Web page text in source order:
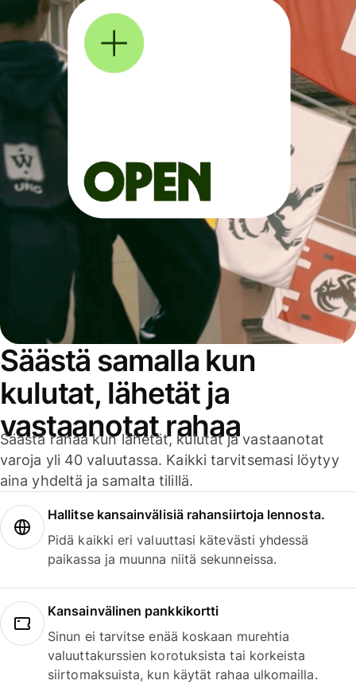
Säästä samalla kun
kulutat, lähetät ja
vastaanotat rahaa
Säästä rahaa kun lähetät, kulutat ja vastaanotat
varoja yli 40 valuutassa. Kaikki tarvitsemasi löytyy
aina yhdeltä ja samalta tilillä.
Hallitse kansainvälisiä rahansiirtoja lennosta.
Pidä kaikki eri valuuttasi kätevästi yhdessä
paikassa ja muunna niitä sekunneissa.
Kansainvälinen pankkikortti
Sinun ei tarvitse enää koskaan murehtia
valuuttakurssien korotuksista tai korkeista
siirtomaksuista, kun käytät rahaa ulkomailla.